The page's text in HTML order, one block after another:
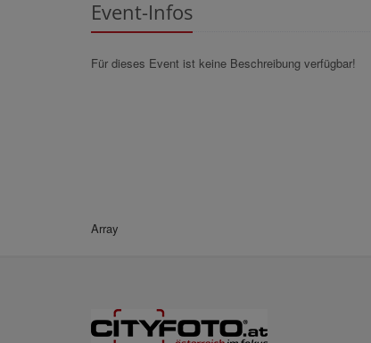
Event-Infos
Für dieses Event ist keine Beschreibung verfügbar!
Array